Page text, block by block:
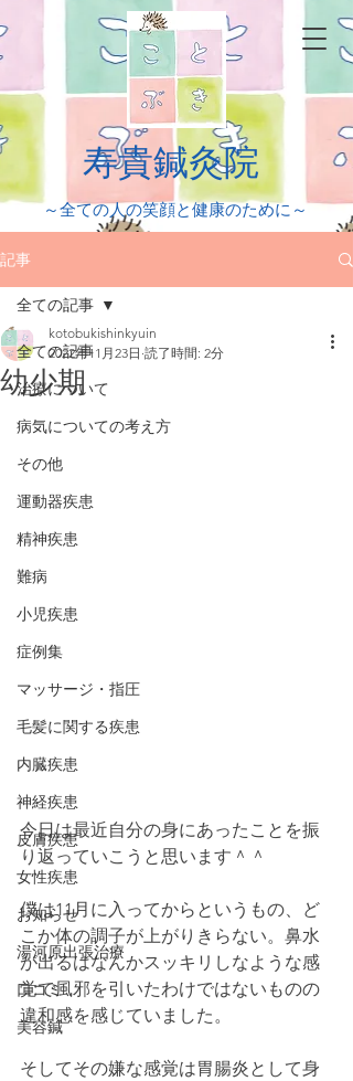
​寿貴鍼灸院
​～全ての人の笑顔と健康のために～
記事
全ての記事
治療について
病気についての考え方
その他
運動器疾患
精神疾患
難病
小児疾患
症例集
マッサージ・指圧
毛髪に関する疾患
内臓疾患
神経疾患
皮膚疾患
女性疾患
お知らせ
湯河原出張治療
口コミ
美容鍼
全ての記事
幼少期
kotobukishinkyuin
2022年11月23日 読了時間: 2分
今日は最近自分の身にあったことを振
り返っていこうと思います＾＾
僕は11月に入ってからというもの、ど
こか体の調子が上がりきらない。鼻水
が出るはなんかスッキリしなような感
覚で風邪を引いたわけではないものの
違和感を感じていました。
そしてその嫌な感覚は胃腸炎として身